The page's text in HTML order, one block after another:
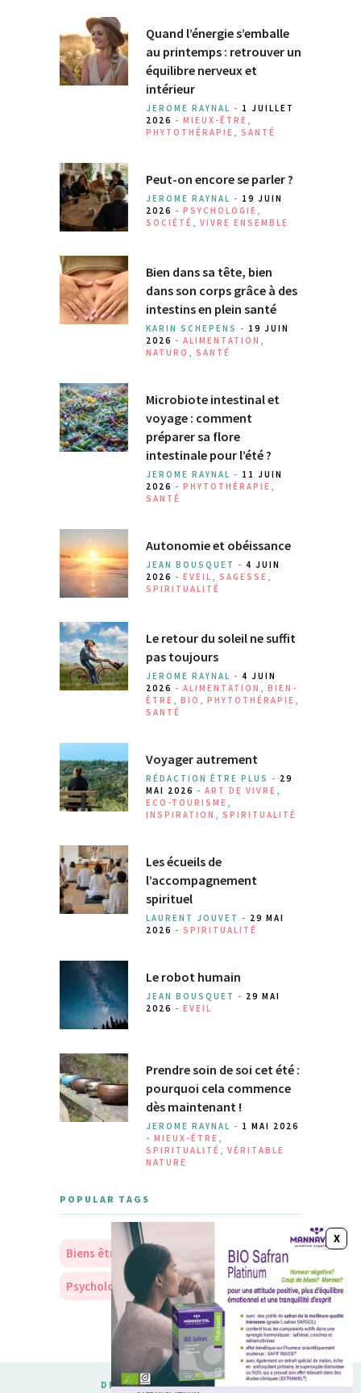
Quand l’énergie s’emballe
au printemps : retrouver un
équilibre nerveux et
intérieur
JEROME RAYNAL - 1 JUILLET
2026 - MIEUX-ÊTRE ,
PHYTOTHÉRAPIE , SANTÉ
Peut-on encore se parler ?
JEROME RAYNAL - 19 JUIN
2026 - PSYCHOLOGIE ,
SOCIÉTÉ , VIVRE ENSEMBLE
Bien dans sa tête, bien
dans son corps grâce à des
intestins en plein santé
KARIN SCHEPENS - 19 JUIN
2026 - ALIMENTATION ,
NATURO , SANTÉ
Microbiote intestinal et
voyage : comment
préparer sa flore
intestinale pour l’été ?
JEROME RAYNAL - 11 JUIN
2026 - PHYTOTHÉRAPIE ,
SANTÉ
Autonomie et obéissance
JEAN BOUSQUET - 4 JUIN
2026 - EVEIL , SAGESSE ,
SPIRITUALITÉ
Le retour du soleil ne suffit
pas toujours
JEROME RAYNAL - 4 JUIN
2026 - ALIMENTATION , BIEN-
ÊTRE , BIO , PHYTOTHÉRAPIE ,
SANTÉ
Voyager autrement
RÉDACTION ÊTRE PLUS - 29
MAI 2026 - ART DE VIVRE ,
ECO-TOURISME ,
INSPIRATION , SPIRITUALITÉ
Les écueils de
l’accompagnement
spirituel
LAURENT JOUVET - 29 MAI
2026 - SPIRITUALITÉ
Le robot humain
JEAN BOUSQUET - 29 MAI
2026 - EVEIL
Prendre soin de soi cet été :
pourquoi cela commence
dès maintenant !
JEROME RAYNAL - 1 MAI 2026
- MIEUX-ÊTRE ,
SPIRITUALITÉ , VÉRITABLE
NATURE
POPULAR TAGS
Biens être Soins Nourriture
Psychologie Personnalité
DESIGNED & DEVELOPED BY